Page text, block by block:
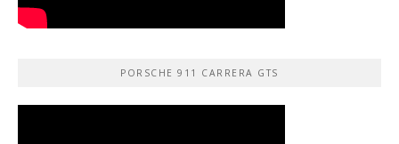
PORSCHE 911 CARRERA GTS